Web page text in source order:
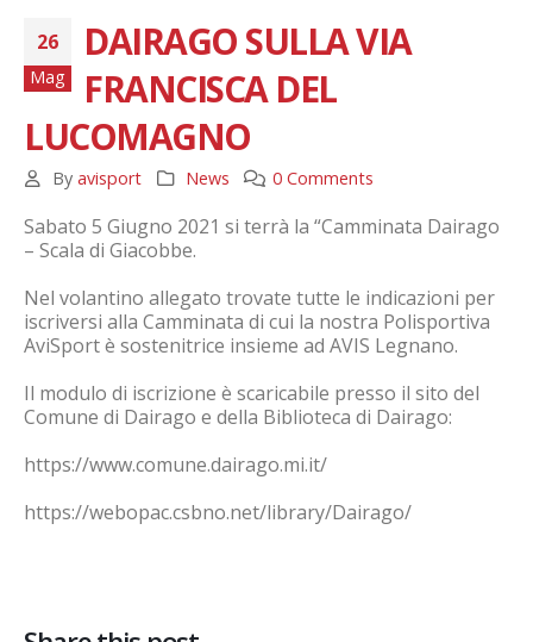
26
Mag
DAIRAGO SULLA VIA
FRANCISCA DEL
LUCOMAGNO
By avisport News 0 Comments
Sabato 5 Giugno 2021 si terrà la “Camminata Dairago
– Scala di Giacobbe.
Nel volantino allegato trovate tutte le indicazioni per
iscriversi alla Camminata di cui la nostra Polisportiva
AviSport è sostenitrice insieme ad AVIS Legnano.
Il modulo di iscrizione è scaricabile presso il sito del
Comune di Dairago e della Biblioteca di Dairago:
https://www.comune.dairago.mi.it/
https://webopac.csbno.net/library/Dairago/